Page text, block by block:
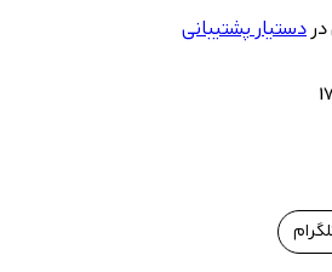
دستیار پشتیبانی